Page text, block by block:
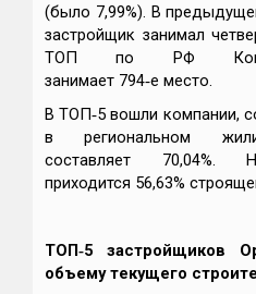
(было 7,99%). В
застройщик занимал
ТОП по РФ
занимает 794‑е место.
В ТОП‑5 вошли компании,
в региональном
составляет 70,04%.
приходится 56,63%
ТОП‑5 застройщиков
объему текущего